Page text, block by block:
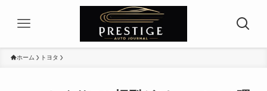
ホーム トヨタ